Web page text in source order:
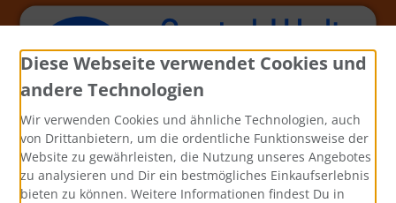
Diese Webseite verwendet Cookies und
andere Technologien
Wir verwenden Cookies und ähnliche Technologien, auch
von Drittanbietern, um die ordentliche Funktionsweise der
Website zu gewährleisten, die Nutzung unseres Angebotes
zu analysieren und Dir ein bestmögliches Einkaufserlebnis
bieten zu können. Weitere Informationen findest Du in